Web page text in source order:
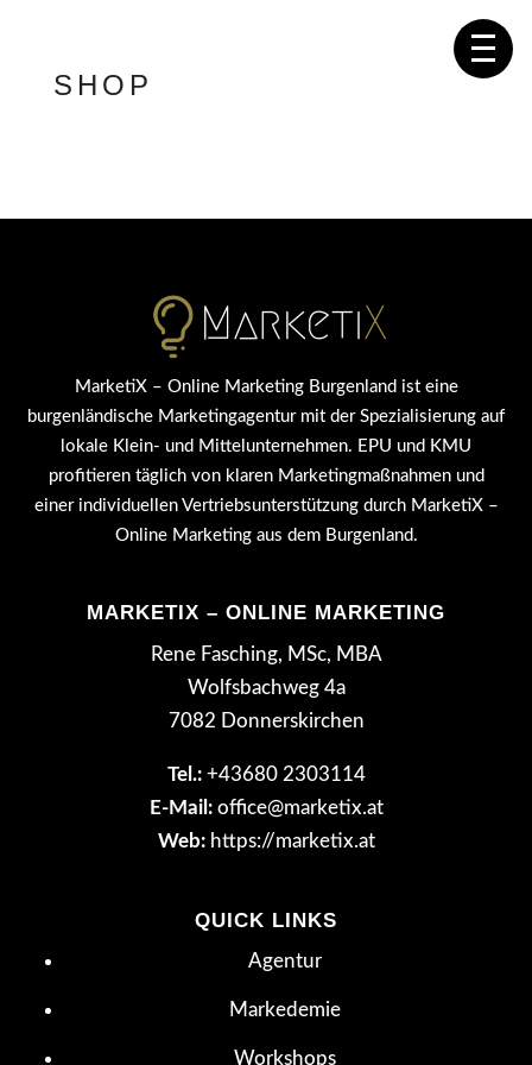
SHOP
MarketiX – Online Marketing Burgenland ist eine
burgenländische Marketingagentur mit der Spezialisierung auf
lokale Klein- und Mittelunternehmen. EPU und KMU
profitieren täglich von klaren Marketingmaßnahmen und
einer individuellen Vertriebsunterstützung durch MarketiX –
Online Marketing aus dem Burgenland.
MARKETIX – ONLINE MARKETING
Rene Fasching, MSc, MBA
Wolfsbachweg 4a
7082 Donnerskirchen
Tel.: +43680 2303114
E-Mail: office@marketix.at
Web: https://marketix.at
QUICK LINKS
Agentur
Markedemie
Workshops